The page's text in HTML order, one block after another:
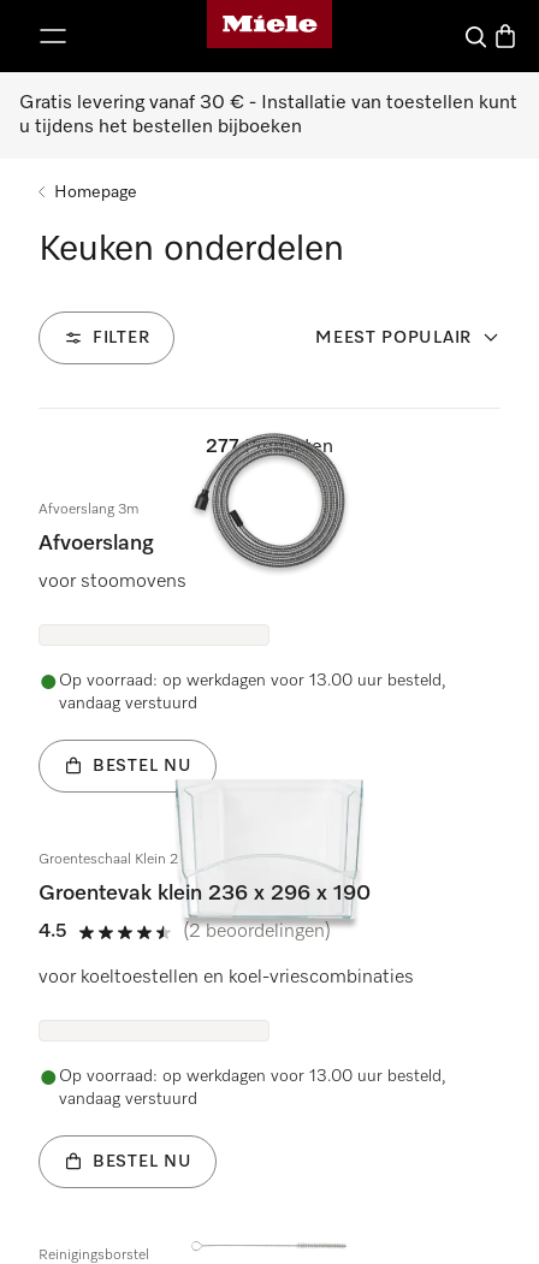
Miele homepage
Wat zoek
Gratis levering vanaf 30 € - Installatie van toestellen kunt
u tijdens het bestellen bijboeken
Homepage
Keuken onderdelen
FILTER MEEST POPULAIR
277 Producten
Afvoerslang 3m
Afvoerslang
voor stoomovens
Op voorraad: op werkdagen voor 13.00 uur besteld,
vandaag verstuurd
BESTEL NU
Groenteschaal Klein 236x296x190
Groentevak klein 236 x 296 x 190
4.5
4.5 sterren van de 5
(2 beoordelingen)
voor koeltoestellen en koel-vriescombinaties
Op voorraad: op werkdagen voor 13.00 uur besteld,
vandaag verstuurd
BESTEL NU
Reinigingsborstel